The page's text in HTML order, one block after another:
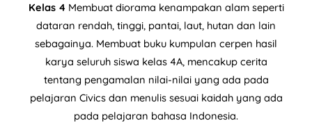
Kelas 4 Membuat diorama kenampakan alam seperti
dataran rendah, tinggi, pantai, laut, hutan dan lain
sebagainya. Membuat buku kumpulan cerpen hasil
karya seluruh siswa kelas 4A, mencakup cerita
tentang pengamalan nilai-nilai yang ada pada
pelajaran Civics dan menulis sesuai kaidah yang ada
pada pelajaran bahasa Indonesia.